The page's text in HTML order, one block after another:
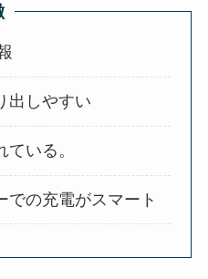
出しやすい
いる。
での充電がスマート